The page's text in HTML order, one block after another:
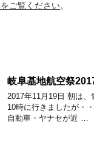
ご覧ください。
岐阜基地航空祭
2017年11月19日 朝は
10時に行きましたが・
自動車・ヤナセが近 …